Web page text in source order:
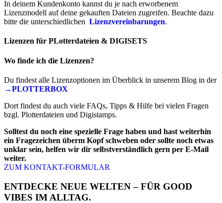
In deinem Kundenkonto kannst du je nach erworbenem
Lizenzmodell auf deine gekauften Dateien zugreifen. Beachte dazu
bitte die unterschiedlichen Lizenzvereinbarungen.
Lizenzen für PLotterdateien & DIGISETS
Wo finde ich die Lizenzen?
Du findest alle Lizenzoptionen im Überblick in unserem Blog in der
→PLOTTERBOX
Dort findest du auch viele FAQs, Tipps & Hilfe bei vielen Fragen
bzgl. Plotterdateien und Digistamps.
Solltest du noch eine spezielle Frage haben und hast weiterhin
ein Fragezeichen überm Kopf schweben oder sollte noch etwas
unklar sein, helfen wir dir selbstverständlich gern per E-Mail
weiter.
ZUM KONTAKT-FORMULAR
ENTDECKE NEUE WELTEN – FÜR GOOD
VIBES IM ALLTAG.